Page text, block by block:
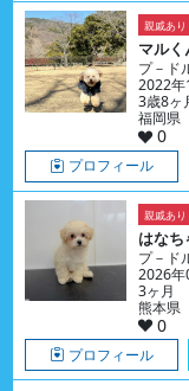
親戚あり
マルく
プ－ド
2022年
3歳8ヶ
福岡県
0
プロフィール
親戚あり
はなち
プ－ド
2026年
3ヶ月
熊本県
0
プロフィール